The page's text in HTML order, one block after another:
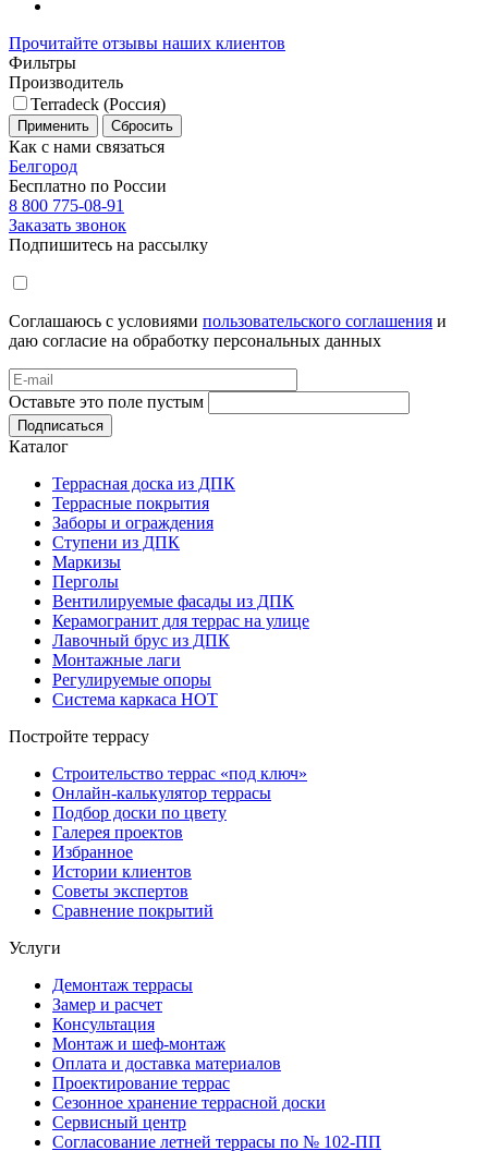
Прочитайте отзывы наших клиентов
Фильтры
Производитель
Terradeck (Россия)
Применить Сбросить
Как с нами связаться
Белгород
Бесплатно по России
8 800 775-08-91
Заказать звонок
Подпишитесь на рассылку
Соглашаюсь с условиями пользовательского соглашения и
даю согласие на обработку персональных данных
Оставьте это поле пустым
Подписаться
Каталог
Террасная доска из ДПК
Террасные покрытия
Заборы и ограждения
Ступени из ДПК
Маркизы
Перголы
Вентилируемые фасады из ДПК
Керамогранит для террас на улице
Лавочный брус из ДПК
Монтажные лаги
Регулируемые опоры
Система каркаса НОТ
Постройте террасу
Строительство террас «под ключ»
Онлайн-калькулятор террасы
Подбор доски по цвету
Галерея проектов
Избранное
Истории клиентов
Советы экспертов
Сравнение покрытий
Услуги
Демонтаж террасы
Замер и расчет
Консультация
Монтаж и шеф-монтаж
Оплата и доставка материалов
Проектирование террас
Сезонное хранение террасной доски
Сервисный центр
Согласование летней террасы по № 102-ПП